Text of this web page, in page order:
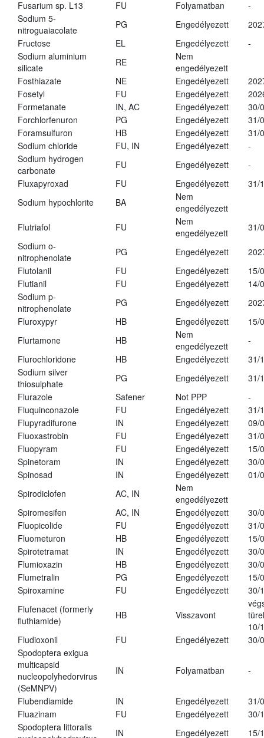
Fusarium sp. L13
FU Folyamatban
-
Sodium 5-
nitroguaiacolate
PG Engedélyezett
Fructose
EL Engedélyezett
-
Sodium aluminium
silicate
RE
Nem
engedélyezett
Fosthiazate
NE Engedélyezett
Fosetyl
FU Engedélyezett
Formetanate
IN, AC Engedélyezett
30/
Forchlorfenuron
PG Engedélyezett
31/
Foramsulfuron
HB Engedélyezett
31/
Sodium chloride
FU, IN Engedélyezett
-
Sodium hydrogen
carbonate
FU Engedélyezett
-
Fluxapyroxad
FU Engedélyezett
31/
Sodium hypochlorite
BA
Nem
engedélyezett
Flutriafol
FU
Nem
engedélyezett
31/
Sodium o-
nitrophenolate
PG Engedélyezett
Flutolanil
FU Engedélyezett
15/
Flutianil
FU Engedélyezett
14/
Sodium p-
nitrophenolate
PG Engedélyezett
Fluroxypyr
HB Engedélyezett
15/
Flurtamone
HB
Nem
engedélyezett
-
Flurochloridone
HB Engedélyezett
31/
Sodium silver
thiosulphate
PG Engedélyezett
31/
Flurazole
Safener Not PPP
-
Fluquinconazole
FU Engedélyezett
31/
Flupyradifurone
IN Engedélyezett
09/
Fluoxastrobin
FU Engedélyezett
31/
Fluopyram
FU Engedélyezett
15/
Spinetoram
IN Engedélyezett
30/
Spinosad
IN Engedélyezett
01/
Spirodiclofen
AC, IN
Nem
engedélyezett
Spiromesifen
AC, IN Engedélyezett
30/
Fluopicolide
FU Engedélyezett
31/
Fluometuron
HB Engedélyezett
15/
Spirotetramat
IN Engedélyezett
30/
Flumioxazin
HB Engedélyezett
30/
Flumetralin
PG Engedélyezett
15/
Spiroxamine
FU Engedélyezett
30/
Flufenacet (formerly
fluthiamide)
HB Visszavont
10/
Fludioxonil
FU Engedélyezett
30/
Spodoptera exigua
multicapsid
nucleopolyhedorvirus
(SeMNPV)
IN Folyamatban -
Flubendiamide IN Engedélyezett
31/
Fluazinam
FU Engedélyezett
30/
Spodoptera littoralis
IN Engedélyezett
15/